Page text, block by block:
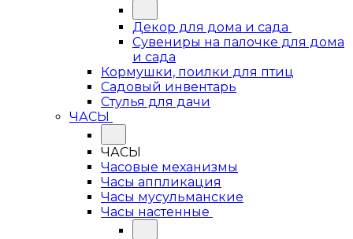
Декор для дома и сада
Сувениры на палочке для дома
и сада
Кормушки, поилки для птиц
Садовый инвентарь
Стулья для дачи
ЧАСЫ
ЧАСЫ
Часовые механизмы
Часы аппликация
Часы мусульманские
Часы настенные